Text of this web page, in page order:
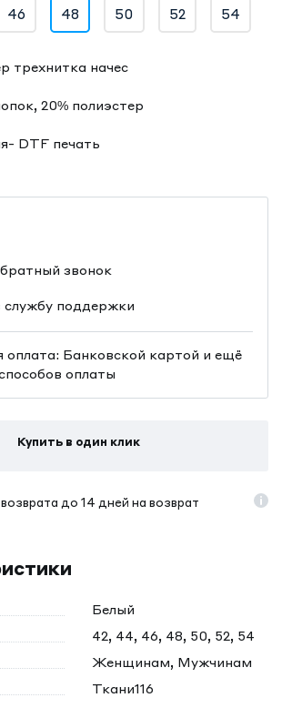
46 48 50 52 54
трехнитка начес
20% полиэстер
DTF печать
звонок
службу поддержки
оплата: Банковской картой и ещё
оплаты
Купить в один клик
до 14 дней на возврат
Белый
42, 44, 46, 48, 50, 52, 54
Женщинам, Мужчинам
Ткани116